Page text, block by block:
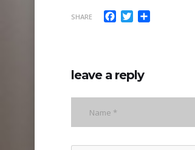
SHARE Facebook
Twitter
leave a reply